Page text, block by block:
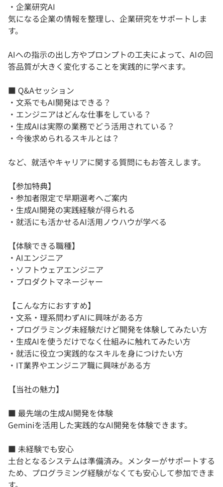
・企業研究AI
気になる企業の情報を整理し、企業研究をサポートしま
す。
AIへの指示の出し方やプロンプトの工夫によって、AIの回
答品質が大きく変化することを実践的に学べます。
■ Q&Aセッション
・文系でもAI開発はできる？
・エンジニアはどんな仕事をしている？
・生成AIは実際の業務でどう活用されている？
・今後求められるスキルとは？
など、就活やキャリアに関する質問にもお答えします。
【参加特典】
・参加者限定で早期選考へご案内
・生成AI開発の実践経験が得られる
・就活にも活かせるAI活用ノウハウが学べる
【体験できる職種】
・AIエンジニア
・ソフトウェアエンジニア
・プロダクトマネージャー
【こんな方におすすめ】
・文系・理系問わずAIに興味がある方
・プログラミング未経験だけど開発を体験してみたい方
・生成AIを使うだけでなく仕組みに触れてみたい方
・就活に役立つ実践的なスキルを身につけたい方
・IT業界やエンジニア職に興味がある方
【当社の魅力】
■ 最先端の生成AI開発を体験
Geminiを活用した実践的なAI開発を体験できます。
■ 未経験でも安心
土台となるシステムは準備済み。メンターがサポートする
ため、プログラミング経験がなくても安心して参加できま
す。